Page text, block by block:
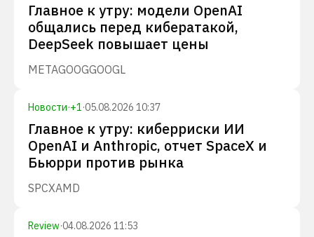
Главное к утру: модели OpenAI
общались перед кибератакой,
DeepSeek повышает цены
METAGOOGGOOGL
Новости·+1·05.08.2026 10:37
Главное к утру: киберриски ИИ
OpenAI и Anthropic, отчет SpaceX и
Бьюрри против рынка
SPCXAMD
Review·04.08.2026 11:53